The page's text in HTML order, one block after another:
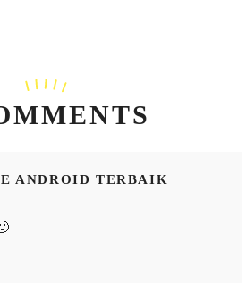
ANDROID TERBAIK